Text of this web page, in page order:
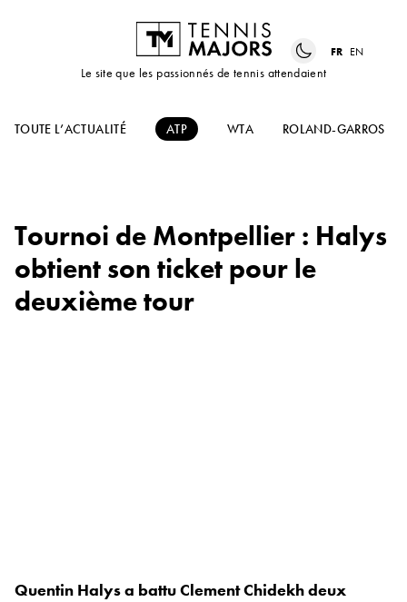
Le site que les passionnés de tennis attendaient
FR EN
TOUTE L’ACTUALITÉ ATP WTA ROLAND-GARROS
Tournoi de Montpellier : Halys
obtient son ticket pour le
deuxième tour
Quentin Halys a battu Clement Chidekh deux